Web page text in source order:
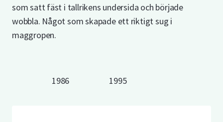
som satt fäst i tallrikens undersida och började
wobbla. Något som skapade ett riktigt sug i
maggropen.
1986 1995